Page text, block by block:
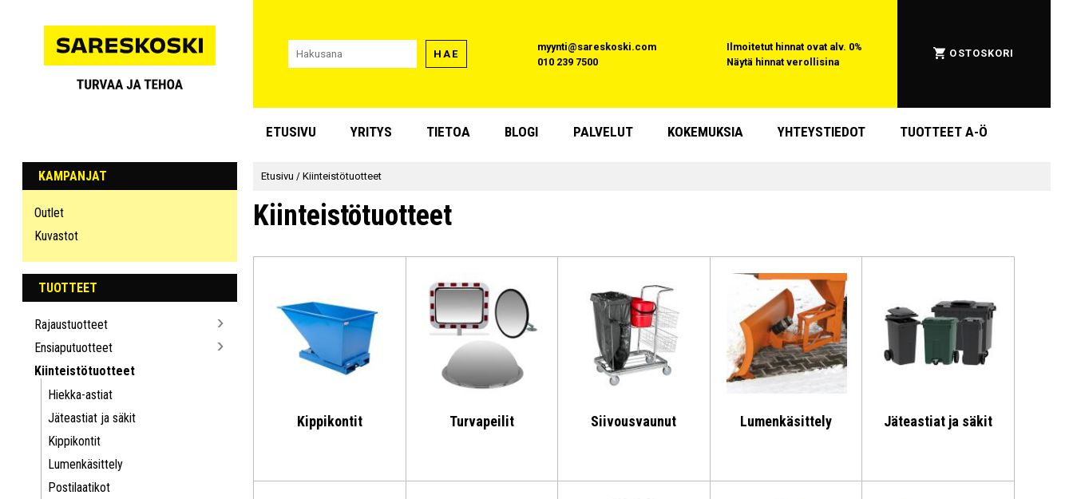
HAE
myynti@sareskoski.com
010 239 7500
Ilmoitetut hinnat ovat alv. 0%
Näytä hinnat verollisina
OSTOSKORI
ETUSIVU YRITYS TIETOA BLOGI PALVELUT KOKEMUKSIA YHTEYSTIEDOT TUOTTEET A-Ö
KAMPANJAT
Outlet
Kuvastot
TUOTTEET
Rajaustuotteet
Ensiaputuotteet
Kiinteistötuotteet
Hiekka-astiat
Jäteastiat ja säkit
Kippikontit
Lumenkäsittely
Postilaatikot
Etusivu /Kiinteistötuotteet
Kiinteistötuotteet
Kippikontit Turvapeilit Siivousvaunut Lumenkäsittely Jäteastiat ja säkit